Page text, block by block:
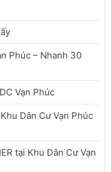
Phúc – Nhanh 30
Vạn Phúc
Dân Cư Vạn Phúc
tại Khu Dân Cư Vạn